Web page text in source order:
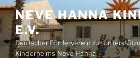
Zum
Inhalt
springen
NEVE HANNA
E.V.
Deutscher Förderverein zur
Kinderheims Neve Hanna